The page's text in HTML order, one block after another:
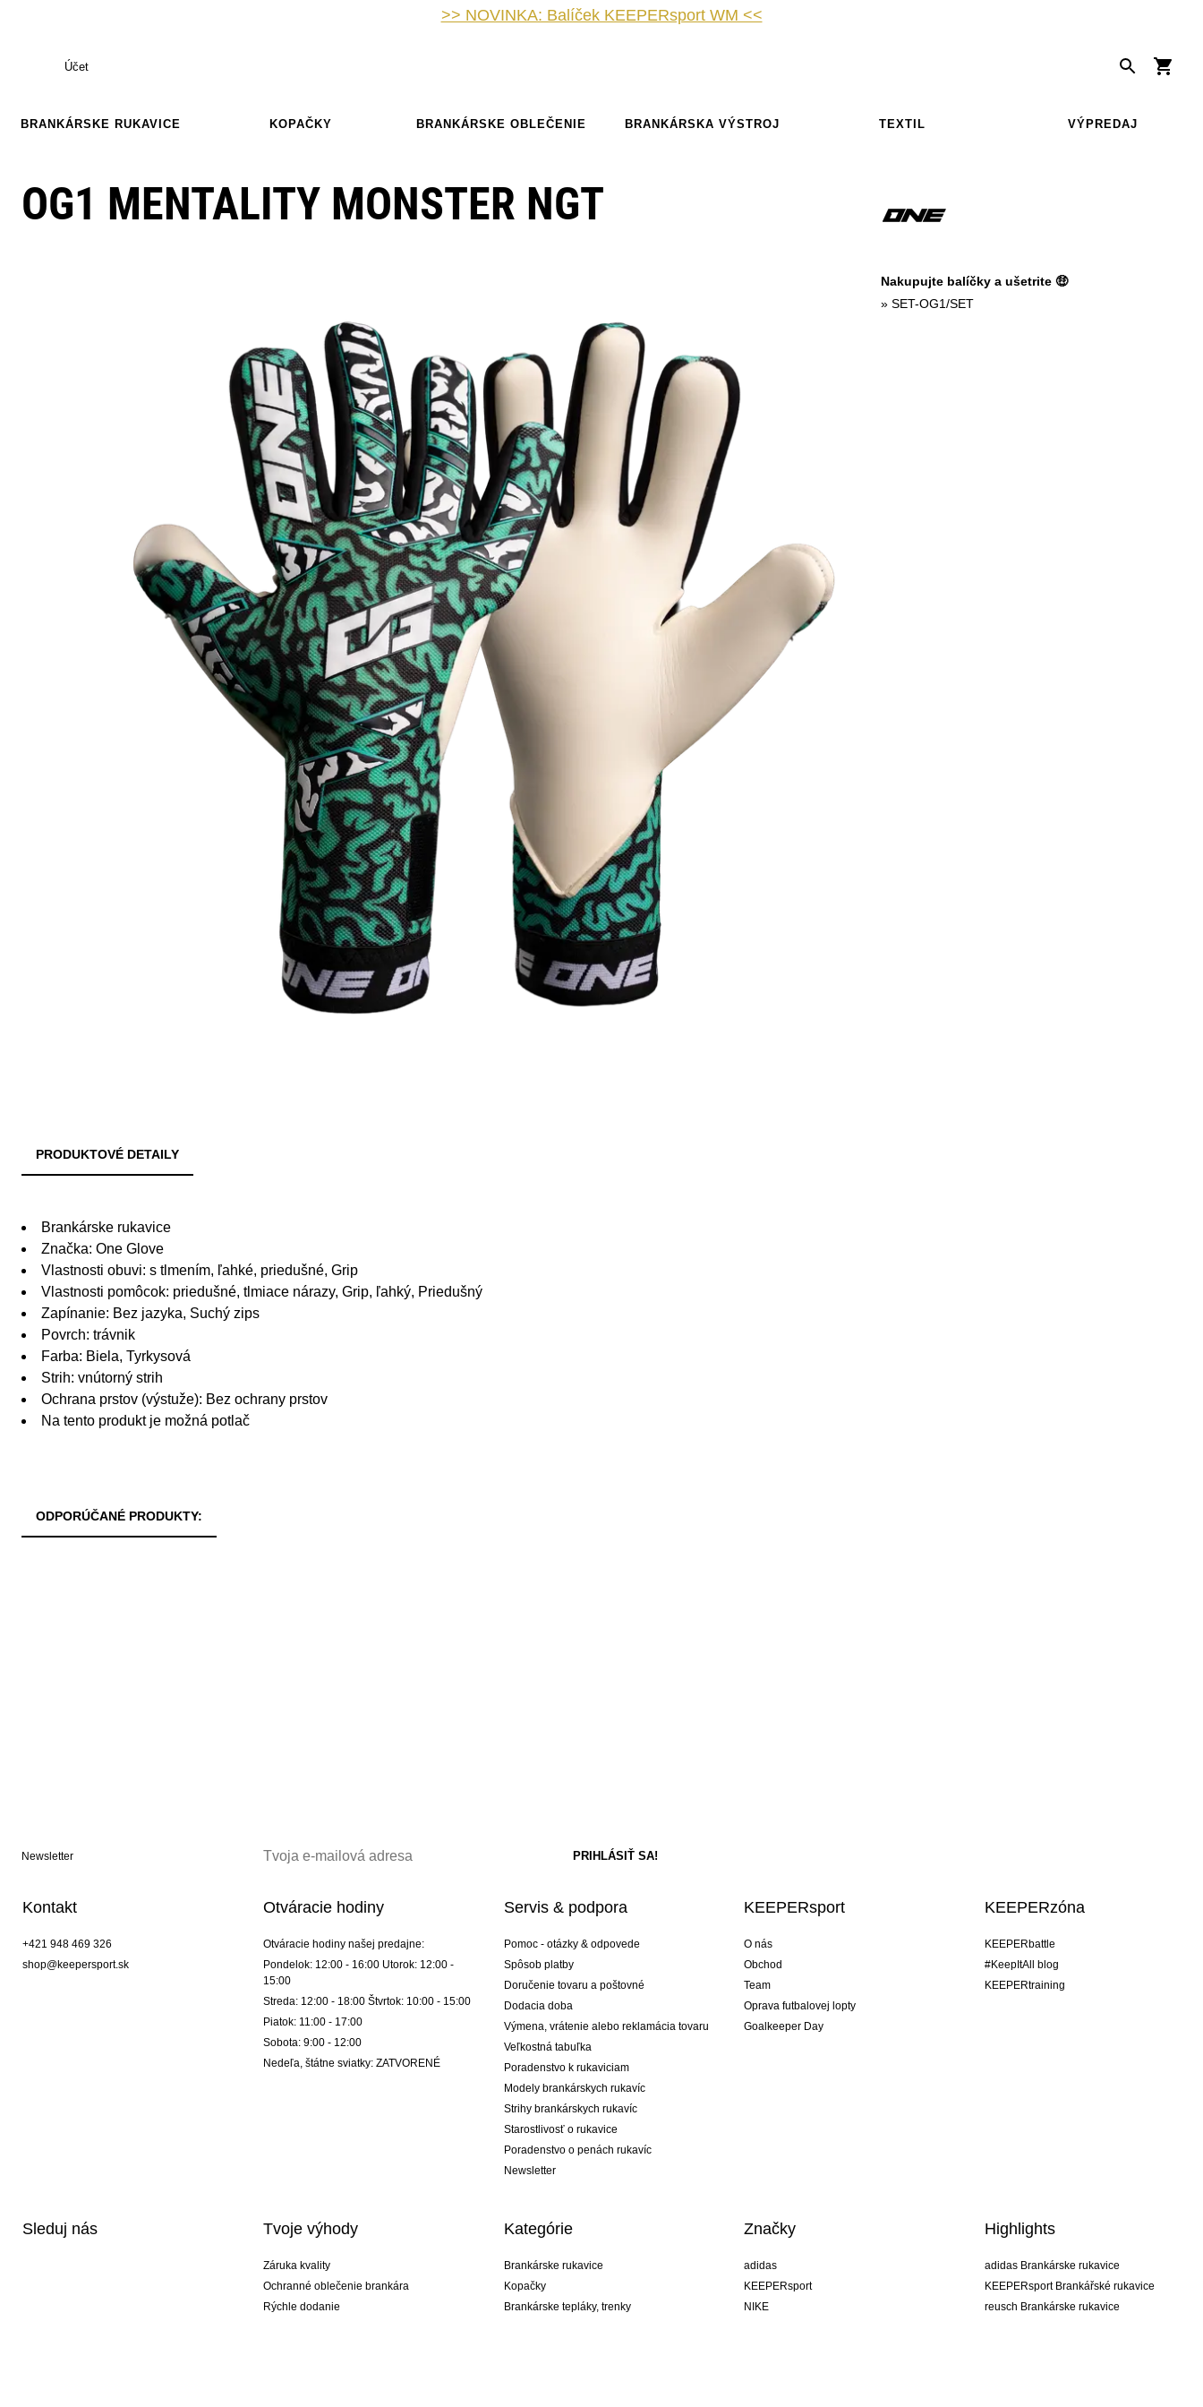
>> NOVINKA: Balíček KEEPERsport WM <<
Účet
BRANKÁRSKE RUKAVICE KOPAČKY BRANKÁRSKE OBLEČENIE BRANKÁRSKA VÝSTROJ TEXTIL VÝPREDAJ
OG1 MENTALITY MONSTER NGT
Nakupujte balíčky a ušetrite 🤑
» SET-OG1/SET
PRODUKTOVÉ DETAILY
Brankárske rukavice
Značka: One Glove
Vlastnosti obuvi: s tlmením, ľahké, priedušné, Grip
Vlastnosti pomôcok: priedušné, tlmiace nárazy, Grip, ľahký, Priedušný
Zapínanie: Bez jazyka, Suchý zips
Povrch: trávnik
Farba: Biela, Tyrkysová
Strih: vnútorný strih
Ochrana prstov (výstuže): Bez ochrany prstov
Na tento produkt je možná potlač
ODPORÚČANÉ PRODUKTY:
Newsletter
Kontakt
+421 948 469 326
shop@keepersport.sk
Otváracie hodiny
Otváracie hodiny našej predajne:
Pondelok: 12:00 - 16:00 Utorok: 12:00 -
15:00
Streda: 12:00 - 18:00 Štvrtok: 10:00 - 15:00
Piatok: 11:00 - 17:00
Sobota: 9:00 - 12:00
Nedeľa, štátne sviatky: ZATVORENÉ
Servis & podpora
Pomoc - otázky & odpovede
Spôsob platby
Doručenie tovaru a poštovné
Dodacia doba
Výmena, vrátenie alebo reklamácia tovaru
Veľkostná tabuľka
Poradenstvo k rukaviciam
Modely brankárskych rukavíc
Strihy brankárskych rukavíc
Starostlivosť o rukavice
Poradenstvo o penách rukavíc
Newsletter
KEEPERsport
O nás
Obchod
Team
Oprava futbalovej lopty
Goalkeeper Day
KEEPERzóna
KEEPERbattle
#KeepItAll blog
KEEPERtraining
Sleduj nás Tvoje výhody
Záruka kvality
Ochranné oblečenie brankára
Rýchle dodanie
Kategórie
Brankárske rukavice
Kopačky
Brankárske tepláky, trenky
Značky
adidas
KEEPERsport
NIKE
Highlights
adidas Brankárske rukavice
KEEPERsport Brankářské rukavice
reusch Brankárske rukavice